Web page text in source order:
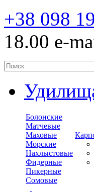
+38 098
18.00 e-
Болонские
Матчевые
Маховые
Морские
Нахлыстовые
Фидерные
Пикерные
Сомовые